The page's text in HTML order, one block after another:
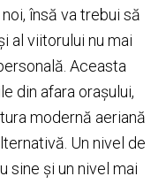
însă va trebui să
al viitorului nu mai
Aceasta
din afara orașului,
modernă aeriană
Un nivel de
sine și un nivel mai